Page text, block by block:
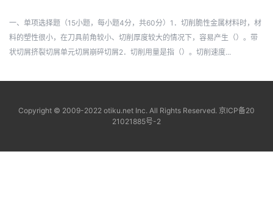
一、单项选择题（15小题，每小题4分，共60分）1．切削脆性金属材料时，材
料的塑性很小，在刀具前角较小、切削厚度较大的情况下，容易产生（）。带
状切屑挤裂切屑单元切屑崩碎切屑2．切削用量是指（）。切削速度...
Copyright © 2009-2022 otiku.net Inc. All Rights Reserved. 京ICP备20
21021885号-2